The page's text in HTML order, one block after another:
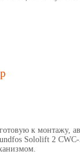
к монтажу,
Sololift 2